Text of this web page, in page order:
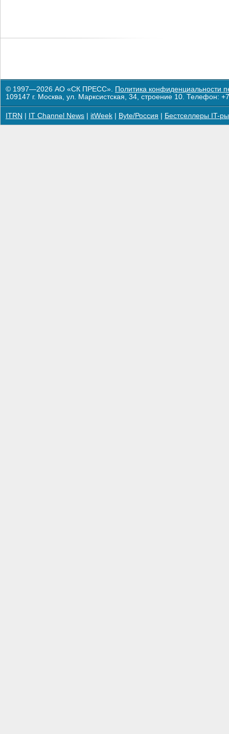
© 1997—2026 АО «СК ПРЕСС». Политика конфиденциальности
109147 г. Москва, ул. Марксистская, 34, строение 10. Телефон:
ITRN IT Channel News itWeek Byte/Россия Бестселлеры IT-